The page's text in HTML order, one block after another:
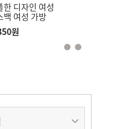
인 여성
스백 여성 가방
다리 길어보이는 여성바지